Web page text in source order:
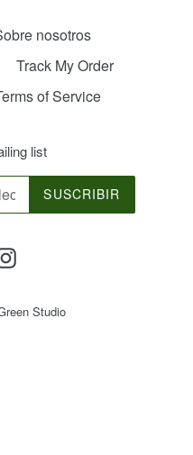
nosotros
Track My Order
of Service
list
SUSCRIBIR
Instagram
Studio